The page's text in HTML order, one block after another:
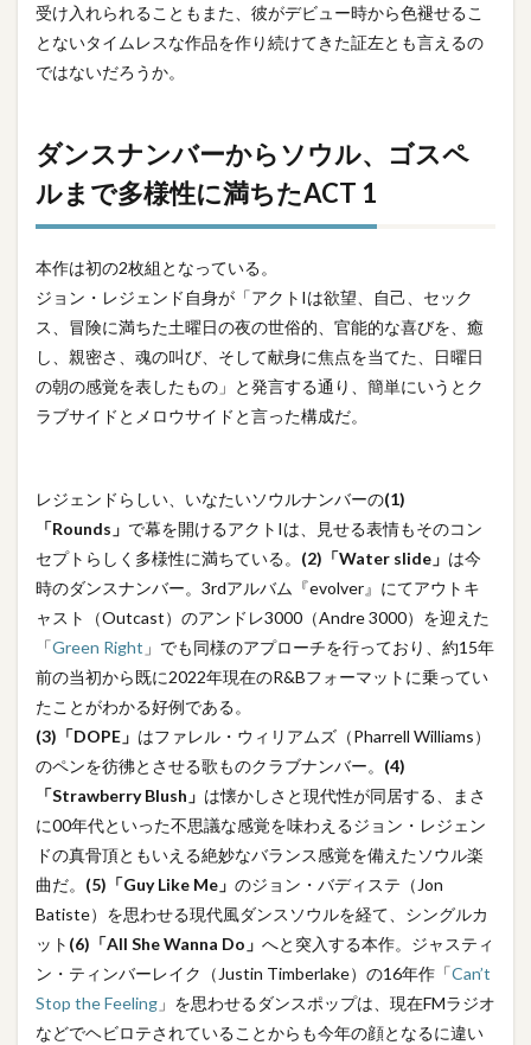
記事
受け入れられることもまた、彼がデビュー時から色褪せるこ
とないタイムレスな作品を作り続けてきた証左とも言えるの
ではないだろうか。
ダンスナンバーからソウル、ゴスペ
ルまで多様性に満ちたACT 1
本作は初の2枚組となっている。
ジョン・レジェンド自身が「アクトIは欲望、自己、セック
ス、冒険に満ちた土曜日の夜の世俗的、官能的な喜びを、癒
し、親密さ、魂の叫び、そして献身に焦点を当てた、日曜日
の朝の感覚を表したもの」と発言する通り、簡単にいうとク
ラブサイドとメロウサイドと言った構成だ。
レジェンドらしい、いなたいソウルナンバーの(1)
「Rounds」 で幕を開けるアクトIは、見せる表情もそのコン
セプトらしく多様性に満ちている。 (2)「Water slide」 は今
時のダンスナンバー。3rdアルバム『evolver』にてアウトキ
ャスト（Outcast）のアンドレ3000（Andre 3000）を迎えた
「Green Right 」でも同様のアプローチを行っており、約15年
前の当初から既に2022年現在のR&Bフォーマットに乗ってい
たことがわかる好例である。
(3)「DOPE」 はファレル・ウィリアムズ（Pharrell Williams）
のペンを彷彿とさせる歌ものクラブナンバー。 (4)
「Strawberry Blush」 は懐かしさと現代性が同居する、まさ
に00年代といった不思議な感覚を味わえるジョン・レジェン
ドの真骨頂ともいえる絶妙なバランス感覚を備えたソウル楽
曲だ。 (5)「Guy Like Me」 のジョン・バディステ（Jon
Batiste）を思わせる現代風ダンスソウルを経て、シングルカ
ット (6)「All She Wanna Do」 へと突入する本作。ジャスティ
ン・ティンバーレイク（Justin Timberlake）の16年作「Can’t
Stop the Feeling 」を思わせるダンスポップは、現在FMラジオ
などでヘビロテされていることからも今年の顔となるに違い